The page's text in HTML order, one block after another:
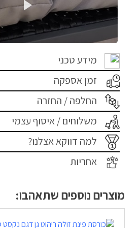
מידע טכני
זמן אספקה
החלפה / החזרה
משלוחים / איסוף עצמי
למה דווקא אצלנו?
אחריות
מוצרים נוספים שתאהבו: